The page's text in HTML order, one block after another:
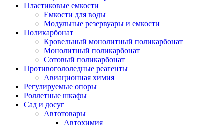
Пластиковые емкости
Емкости для воды
Модульные резервуары и емкости
Поликарбонат
Кровельный монолитный поликарбонат
Монолитный поликарбонат
Сотовый поликарбонат
Противогололедные реагенты
Авиационная химия
Регулируемые опоры
Роллетные шкафы
Сад и досуг
Автотовары
Автохимия